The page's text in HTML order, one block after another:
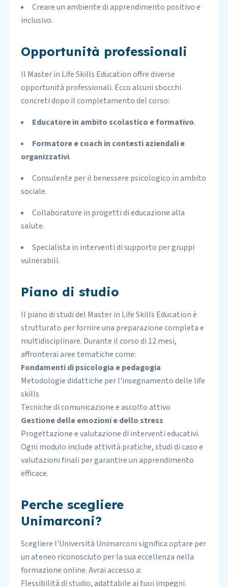
Creare un ambiente di apprendimento positivo e
inclusivo.
Opportunità professionali
Il Master in Life Skills Education offre diverse
opportunità professionali. Ecco alcuni sbocchi
concreti dopo il completamento del corso:
Educatore in ambito scolastico e formativo.
Formatore e coach in contesti aziendali e
organizzativi.
Consulente per il benessere psicologico in ambito
sociale.
Collaboratore in progetti di educazione alla
salute.
Specialista in interventi di supporto per gruppi
vulnerabili.
Piano di studio
Il piano di studi del Masterin Life Skills Education è
strutturato per fornire una preparazione completa e
multidisciplinare. Durante il corso di 12 mesi,
affronterai aree tematiche come:
Fondamenti di psicologia e pedagogia
Metodologie didattiche per l'insegnamento delle life
skills
Tecniche di comunicazione e ascolto attivo
Gestione delle emozioni e dello stress
Progettazione e valutazione di interventi educativi.
Ogni modulo include attività pratiche, studi di caso e
valutazioni finali per garantire un apprendimento
efficace.
Perche scegliere
Unimarconi?
Scegliere l'Università Unimarconi significa optare per
un ateneo riconosciuto per la sua eccellenza nella
formazione online. Avrai accesso a:
Flessibilità di studio, adattabile ai tuoi impegni.